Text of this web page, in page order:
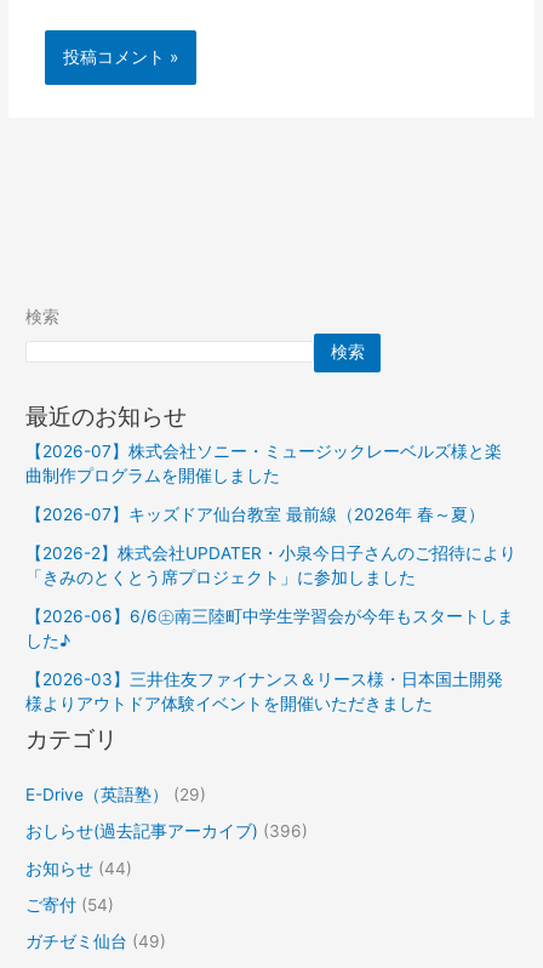
検索
検索
最近のお知らせ
【2026-07】株式会社ソニー・ミュージックレーベルズ様と楽
曲制作プログラムを開催しました
【2026-07】キッズドア仙台教室 最前線（2026年 春～夏）
【2026-2】株式会社UPDATER・小泉今日子さんのご招待により
「きみのとくとう席プロジェクト」に参加しました
【2026-06】6/6㊏南三陸町中学生学習会が今年もスタートしま
した♪
【2026-03】三井住友ファイナンス＆リース様・日本国土開発
様よりアウトドア体験イベントを開催いただきました
カテゴリ
E-Drive（英語塾）
(29)
おしらせ(過去記事アーカイブ) (396)
お知らせ (44)
ご寄付 (54)
ガチゼミ仙台 (49)